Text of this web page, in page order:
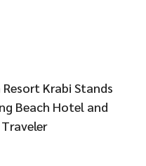
Krabi Stands
Beach Hotel and